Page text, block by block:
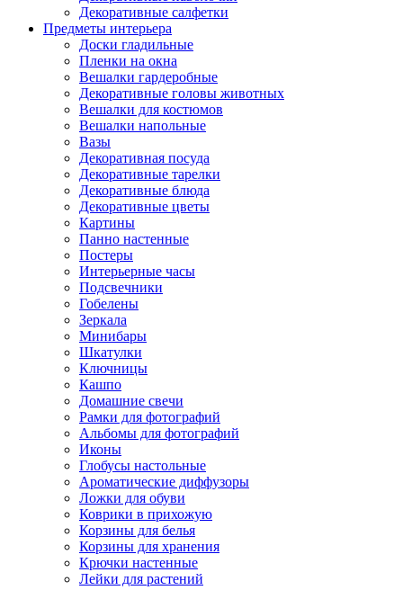
Декоративные салфетки
Предметы интерьера
Доски гладильные
Пленки на окна
Вешалки гардеробные
Декоративные головы животных
Вешалки для костюмов
Вешалки напольные
Вазы
Декоративная посуда
Декоративные тарелки
Декоративные блюда
Декоративные цветы
Картины
Панно настенные
Постеры
Интерьерные часы
Подсвечники
Гобелены
Зеркала
Минибары
Шкатулки
Ключницы
Кашпо
Домашние свечи
Рамки для фотографий
Альбомы для фотографий
Иконы
Глобусы настольные
Ароматические диффузоры
Ложки для обуви
Коврики в прихожую
Корзины для белья
Корзины для хранения
Крючки настенные
Лейки для растений